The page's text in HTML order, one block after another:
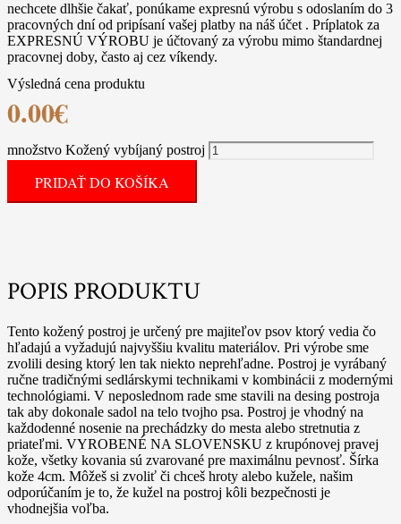
nechcete dlhšie čakať, ponúkame expresnú výrobu s odoslaním do 3
pracovných dní od pripísaní vašej platby na náš účet . Príplatok za
EXPRESNÚ VÝROBU je účtovaný za výrobu mimo štandardnej
pracovnej doby, často aj cez víkendy.
Výsledná cena produktu
0.00€
množstvo Kožený vybíjaný postroj
PRIDAŤ DO KOŠÍKA
POPIS PRODUKTU
Tento kožený postroj je určený pre majiteľov psov ktorý vedia čo
hľadajú a vyžadujú najvyššiu kvalitu materiálov. Pri výrobe sme
zvolili desing ktorý len tak niekto neprehľadne. Postroj je vyrábaný
ručne tradičnými sedlárskymi technikami v kombinácii z modernými
technológiami. V neposlednom rade sme stavili na desing postroja
tak aby dokonale sadol na telo tvojho psa. Postroj je vhodný na
každodenné nosenie na prechádzky do mesta alebo stretnutia z
priateľmi. VYROBENÉ NA SLOVENSKU z krupónovej pravej
kože, všetky kovania sú zvarované pre maximálnu pevnosť. Šírka
kože 4cm. Môžeš si zvoliť či chceš hroty alebo kužele, našim
odporúčaním je to, že kužel na postroj kôli bezpečnosti je
vhodnejšia voľba.